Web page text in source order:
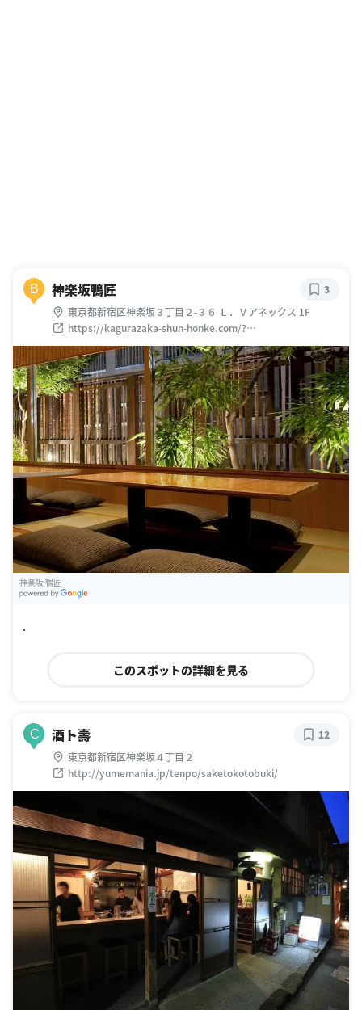
B 神楽坂鴨匠
東京都新宿区神楽坂３丁目２-３６ Ｌ．Ｖアネックス 1F
https://kagurazaka-shun-honke.com/?
utm_source=google&utm_medium=map
3
神楽坂 鴨匠
.
このスポットの詳細を見る
C 酒ト壽
東京都新宿区神楽坂４丁目２
http://yumemania.jp/tenpo/saketokotobuki/
12